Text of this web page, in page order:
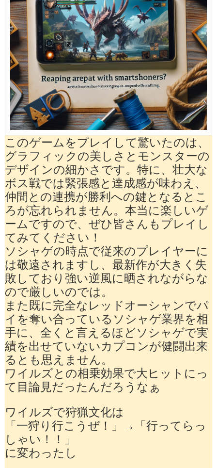
このゲームをプレイして驚いたのは、
グラフィックの美しさとモンスターの
デザインの細かさです。特に、壮大な
ボス戦では緊張感と達成感が味わえ、
仲間との連携が勝利への鍵となるとこ
ろが忘れられません。本当に楽しいゲ
ームですので、ぜひ皆さんもプレイし
てみてください！
ソシャゲの時点で従来のプレイヤーに
は敬遠されますし、最新作が大きく失
敗しており強い逆風に晒されながらな
ので厳しいのでは。
また既に完全なレッドオーシャンでパ
イを奪い合っているソシャゲ業界を相
手に、全くと言えるほどソシャゲで実
績を出せていないカプコンが健闘出来
るとも思えません。
ワイルズとの相乗効果で大ヒットにっ
て目論見だったんだろうなぁ
ワイルズで狩猟文化は
「一狩り行こうぜ！」→「行ってらっ
しゃい！！」
に変わったし